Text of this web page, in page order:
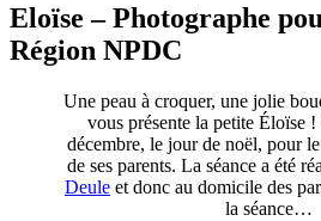
Eloïse – Photographe
Région NPDC
Une peau à croquer, une jolie
vous présente la petite Éloïse
décembre, le jour de noël, pour
de ses parents. La séance a été
Deule et donc au domicile des
la séance…